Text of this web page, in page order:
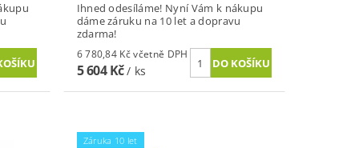
Ihned odesíláme! Nyní Vám k nákupu
dáme záruku na 10 let a dopravu
zdarma!
6 780,84 Kč včetně DPH
5 604 Kč/ ks
Záruka 10 let